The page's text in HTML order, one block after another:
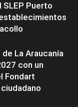
Puerto
La Araucanía
con un
Fondart